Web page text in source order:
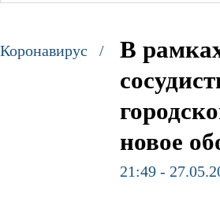
Коронавирус /
В
новое
21:49 -